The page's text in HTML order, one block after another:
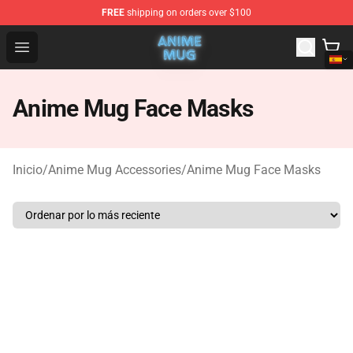
FREE shipping on orders over $100
Open menu
Anime Mug Shop - The Best Store of Anime Mug
Anime Mug Face Masks
Inicio/Anime Mug Accessories/Anime Mug Face Masks